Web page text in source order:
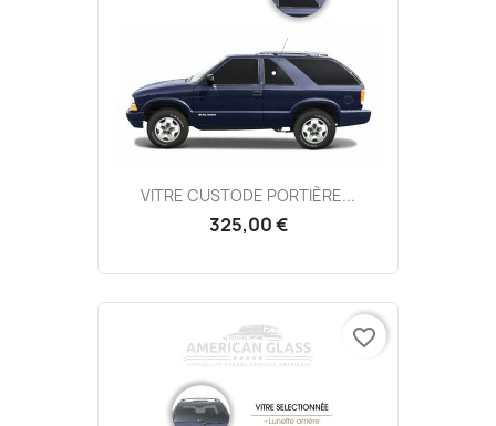
VITRE CUSTODE PORTIÈRE...
325,00 €
favorite_border